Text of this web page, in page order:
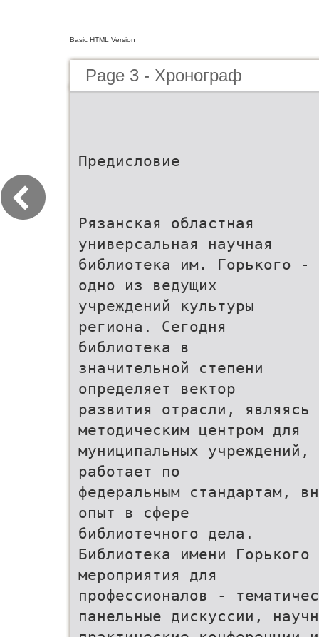
Basic HTML Version
Page 3 - Хронограф
Предисловие
Рязанская областная
универсальная научная
библиотека им. Горького -
одно из ведущих
учреждений культуры
региона. Сегодня
библиотека в
значительной степени
определяет вектор
развития отрасли, являясь
методическим центром для
муниципальных учреждений,
работает по
федеральным стандартам,
опыт в сфере
библиотечного дела.
Библиотека имени Горького
мероприятия для
профессионалов -
панельные дискуссии,